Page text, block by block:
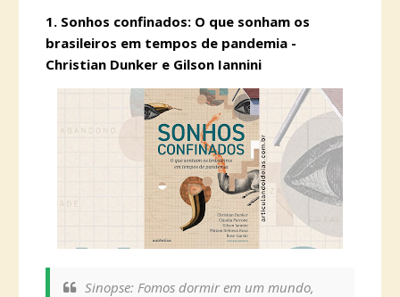
1. Sonhos confinados: O que sonham os
brasileiros em tempos de pandemia -
Christian Dunker e Gilson Iannini
Sinopse: Fomos dormir em um mundo,